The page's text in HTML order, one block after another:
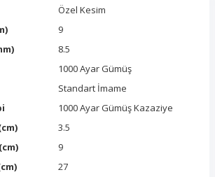
Özel Kesim
9
8.5
1000 Ayar Gümüş
Standart İmame
1000 Ayar Gümüş Kazaziye
3.5
9
27